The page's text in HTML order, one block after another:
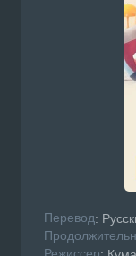
Перевод: